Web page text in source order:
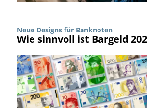
Neue Designs für Banknoten
Wie sinnvoll ist Bargeld